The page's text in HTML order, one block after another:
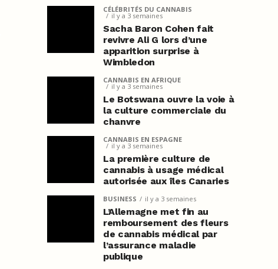
CÉLÉBRITÉS DU CANNABIS
il y a 3 semaines
Sacha Baron Cohen fait
revivre Ali G lors d’une
apparition surprise à
Wimbledon
CANNABIS EN AFRIQUE
il y a 3 semaines
Le Botswana ouvre la voie à
la culture commerciale du
chanvre
CANNABIS EN ESPAGNE
il y a 3 semaines
La première culture de
cannabis à usage médical
autorisée aux îles Canaries
BUSINESS il y a 3 semaines
L’Allemagne met fin au
remboursement des fleurs
de cannabis médical par
l’assurance maladie
publique